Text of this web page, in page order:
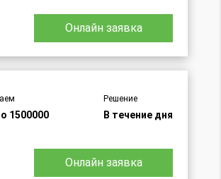
Онлайн заявка
1500000
Решение
В течение дня
Онлайн заявка